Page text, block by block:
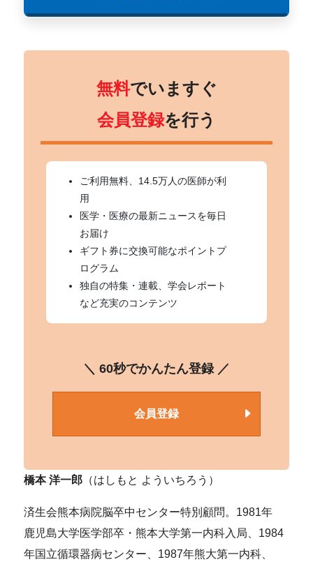
無料でいますぐ
会員登録を行う
ご利用無料、14.5万人の医師が利
用
医学・医療の最新ニュースを毎日
お届け
ギフト券に交換可能なポイントプ
ログラム
独自の特集・連載、学会レポート
など充実のコンテンツ
＼ 60秒でかんたん登録 ／
会員登録
橋本 洋一郎 （はしもと よういちろう）
済生会熊本病院脳卒中センター特別顧問。1981年
鹿児島大学医学部卒・熊本大学第一内科入局、1984
年国立循環器病センター、1987年熊大第一内科、